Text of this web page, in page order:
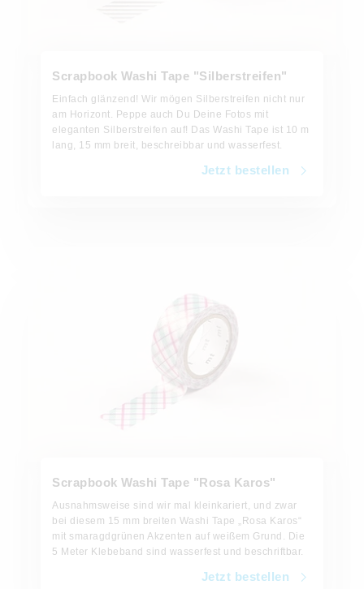
Scrapbook Washi Tape "Silberstreifen"
Einfach glänzend! Wir mögen Silberstreifen nicht nur
am Horizont. Peppe auch Du Deine Fotos mit
eleganten Silberstreifen auf! Das Washi Tape ist 10 m
lang, 15 mm breit, beschreibbar und wasserfest.
Jetzt bestellen
Scrapbook Washi Tape "Rosa Karos"
Ausnahmsweise sind wir mal kleinkariert, und zwar
bei diesem 15 mm breiten Washi Tape „Rosa Karos“
mit smaragdgrünen Akzenten auf weißem Grund. Die
5 Meter Klebeband sind wasserfest und beschriftbar.
Jetzt bestellen